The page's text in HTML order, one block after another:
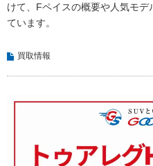
けて、Fペイスの概要や人気モ
ています。
買取情報